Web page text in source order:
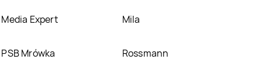
Media Expert Mila
PSB Mrówka Rossmann